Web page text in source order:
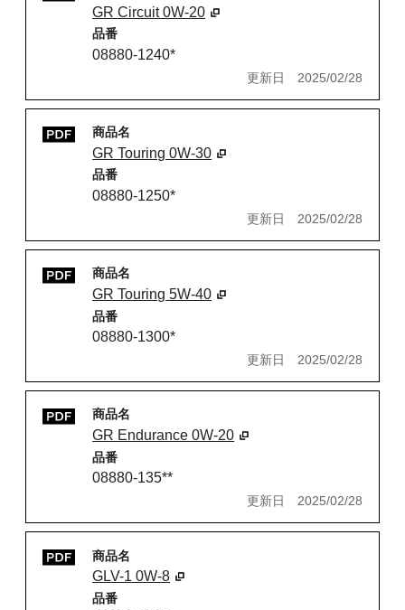
GR Circuit 0W-20
品番
08880-1240*
更新日 2025/02/28
商品名
GR Touring 0W-30
品番
08880-1250*
更新日 2025/02/28
商品名
GR Touring 5W-40
品番
08880-1300*
更新日 2025/02/28
商品名
GR Endurance 0W-20
品番
08880-135**
更新日 2025/02/28
商品名
GLV-1 0W-8
品番